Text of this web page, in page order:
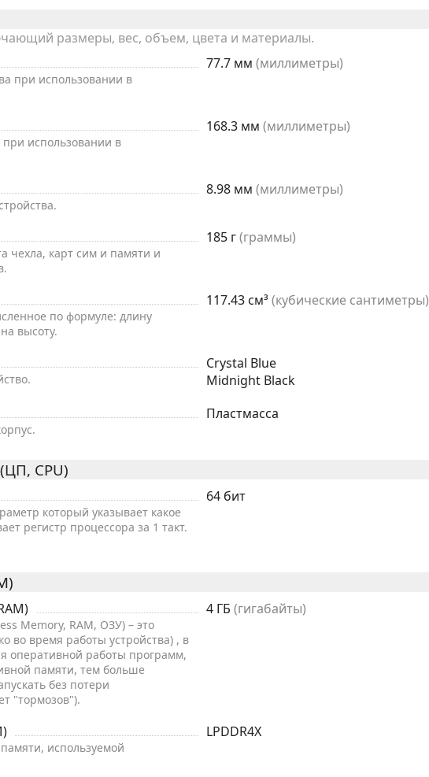
размеры, вес, объем, цвета и материалы.
при использовании в
77.7 мм (миллиметры)
при использовании в
168.3 мм (миллиметры)
8.98 мм (миллиметры)
чехла, карт сим и памяти и
185 г(граммы)
по формуле: длину
высоту.
117.43 см³ (кубические сантиметры)
Crystal Blue
Midnight Black
Пластмасса
CPU)
который указывает какое
регистр процессора за 1 такт.
64 бит
Memory, RAM, ОЗУ) – это
во время работы устройства) , в
оперативной работы программ,
памяти, тем больше
без потери
"тормозов").
4 ГБ (гигабайты)
используемой
LPDDR4X